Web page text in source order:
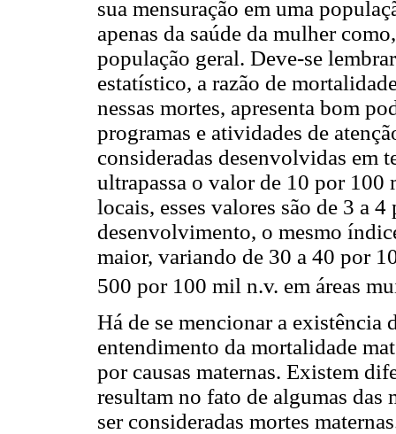
sua mensuração em uma
apenas da saúde da mulher
população geral. Deve-se
estatístico, a razão de
nessas mortes, apresenta bom
programas e atividades de
consideradas desenvolvidas em
ultrapassa o valor de 10 por
locais, esses valores são de 3 a
desenvolvimento, o mesmo
maior, variando de 30 a 40 por
500 por 100 mil n.v. em áreas
Há de se mencionar a existência
entendimento da mortalidade
por causas maternas. Existem
resultam no fato de algumas das
ser consideradas mortes